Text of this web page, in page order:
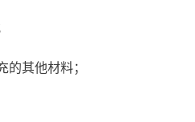
的其他材料；